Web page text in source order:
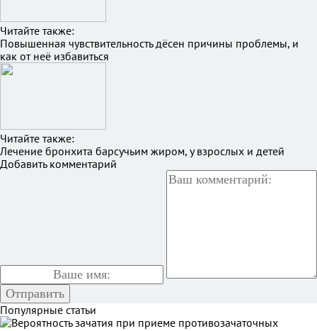
Читайте также:
Повышенная чувствительность дёсен причины проблемы, и
как от неё избавиться
Читайте также:
Лечение бронхита барсучьим жиром, у взрослых и детей
Добавить комментарий
Популярные статьи